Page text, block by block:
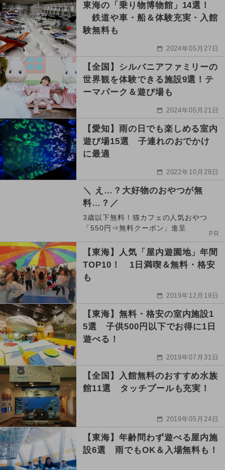
東海の「乗り物博物館」14選！
鉄道や車・船＆体験充実・入館
験無料も
2024年05月27日
【全国】シルバニアファミリーの
世界観を体験できる施設9選！テ
ーマパーク＆遊び場も
2024年05月21日
【愛知】雨の日でも楽しめる室内
遊び場15選 子連れのおでかけ
に最適
2022年10月28日
＼ え…？大好物のおやつが無
料…？／
3歳以下無料！猫カフェの人気おやつ
「550円⇒無料クーポン」進呈
PR
【東海】人気「屋内遊園地」年間
TOP10！ 1日満喫＆無料・格安
も
2019年12月19日
【東海】無料・格安の室内施設1
5選 子供500円以下でお得に1日
遊べる！
2019年07月31日
【全国】入館無料のおすすめ水族
館11選 タッチプールも充実！
2019年05月24日
【東海】年齢問わず遊べる屋内施
設6選 雨でもOK＆入場無料も！